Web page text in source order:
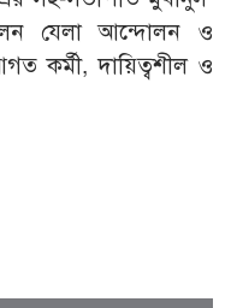
যেলা আন্দোলন ও
কর্মী, দায়িত্বশীল ও